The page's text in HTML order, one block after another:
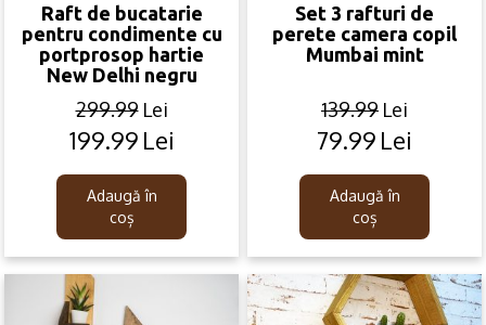
Raft de bucatarie
pentru condimente cu
portprosop hartie
New Delhi negru
299.99 Lei
Original
was:
299.99lei.
199.99 Lei
Current
is:
199.99lei.
Adaugă în
coș
Set 3 rafturi de
perete camera copil
Mumbai mint
139.99 Lei
Original
was:
139.99lei.
79.99 Lei
Current
is:
79.99lei.
Adaugă în
coș